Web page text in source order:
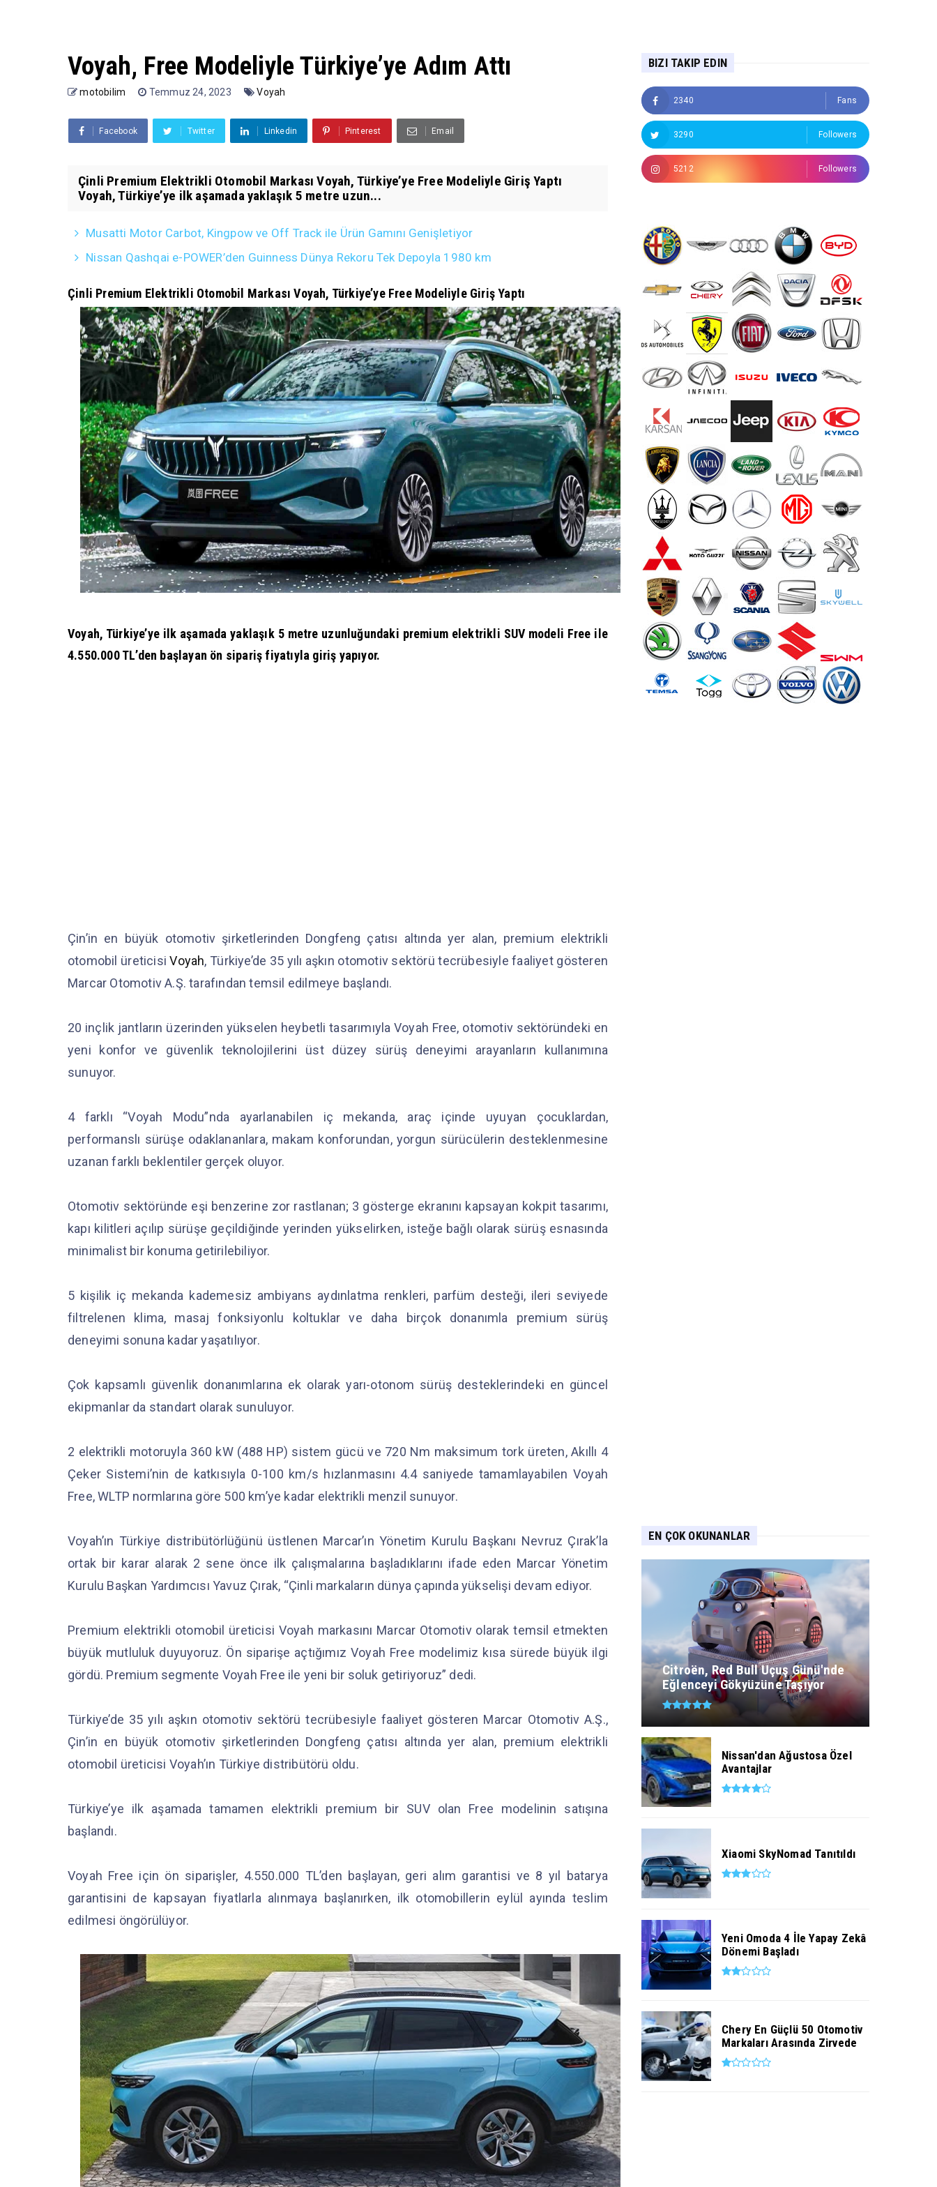
Voyah, Free Modeliyle Türkiye’ye Adım Attı
motobilim Temmuz 24, 2023 Voyah
Facebook Twitter Linkedin Pinterest Email
Çinli Premium Elektrikli Otomobil Markası Voyah, Türkiye’ye Free Modeliyle Giriş Yaptı
Voyah, Türkiye’ye ilk aşamada yaklaşık 5 metre uzun...
Musatti Motor Carbot, Kingpow ve Off Track ile Ürün Gamını Genişletiyor
Nissan Qashqai e-POWER’den Guinness Dünya Rekoru Tek Depoyla 1980 km
Çinli Premium Elektrikli Otomobil Markası Voyah, Türkiye’ye Free Modeliyle Giriş Yaptı
Voyah, Türkiye’ye ilk aşamada yaklaşık 5 metre uzunluğundaki premium elektrikli SUV modeli Free ile
4.550.000 TL’den başlayan ön sipariş fiyatıyla giriş yapıyor.
Çin’in en büyük otomotiv şirketlerinden Dongfeng çatısı altında yer alan, premium elektrikli
otomobil üreticisiVoyah, Türkiye’de 35 yılı aşkın otomotiv sektörü tecrübesiyle faaliyet gösteren
Marcar Otomotiv A.Ş. tarafından temsil edilmeye başlandı.
20 inçlik jantların üzerinden yükselen heybetli tasarımıyla Voyah Free, otomotiv sektöründeki en
yeni konfor ve güvenlik teknolojilerini üst düzey sürüş deneyimi arayanların kullanımına
sunuyor.
4 farklı “Voyah Modu”nda ayarlanabilen iç mekanda, araç içinde uyuyan çocuklardan,
performanslı sürüşe odaklananlara, makam konforundan, yorgun sürücülerin desteklenmesine
uzanan farklı beklentiler gerçek oluyor.
Otomotiv sektöründe eşi benzerine zor rastlanan; 3 gösterge ekranını kapsayan kokpit tasarımı,
kapı kilitleri açılıp sürüşe geçildiğinde yerinden yükselirken, isteğe bağlı olarak sürüş esnasında
minimalist bir konuma getirilebiliyor.
5 kişilik iç mekanda kademesiz ambiyans aydınlatma renkleri, parfüm desteği, ileri seviyede
filtrelenen klima, masaj fonksiyonlu koltuklar ve daha birçok donanımla premium sürüş
deneyimi sonuna kadar yaşatılıyor.
Çok kapsamlı güvenlik donanımlarına ek olarak yarı-otonom sürüş desteklerindeki en güncel
ekipmanlar da standart olarak sunuluyor.
2 elektrikli motoruyla 360 kW (488 HP) sistem gücü ve 720 Nm maksimum tork üreten, Akıllı 4
Çeker Sistemi’nin de katkısıyla 0-100 km/s hızlanmasını 4.4 saniyede tamamlayabilen Voyah
Free, WLTP normlarına göre 500 km’ye kadar elektrikli menzil sunuyor.
Voyah’ın Türkiye distribütörlüğünü üstlenen Marcar’ın Yönetim Kurulu Başkanı Nevruz Çırak’la
ortak bir karar alarak 2 sene önce ilk çalışmalarına başladıklarını ifade eden Marcar Yönetim
Kurulu Başkan Yardımcısı Yavuz Çırak, “Çinli markaların dünya çapında yükselişi devam ediyor.
Premium elektrikli otomobil üreticisi Voyah markasını Marcar Otomotiv olarak temsil etmekten
büyük mutluluk duyuyoruz. Ön siparişe açtığımız Voyah Free modelimiz kısa sürede büyük ilgi
gördü. Premium segmente Voyah Free ile yeni bir soluk getiriyoruz” dedi.
Türkiye’de 35 yılı aşkın otomotiv sektörü tecrübesiyle faaliyet gösteren Marcar Otomotiv A.Ş.,
Çin’in en büyük otomotiv şirketlerinden Dongfeng çatısı altında yer alan, premium elektrikli
otomobil üreticisi Voyah’ın Türkiye distribütörü oldu.
Türkiye’ye ilk aşamada tamamen elektrikli premium bir SUV olan Free modelinin satışına
başlandı.
Voyah Free için ön siparişler, 4.550.000 TL’den başlayan, geri alım garantisi ve 8 yıl batarya
garantisini de kapsayan fiyatlarla alınmaya başlanırken, ilk otomobillerin eylül ayında teslim
edilmesi öngörülüyor.
BIZI TAKIP EDIN
2340 Fans
3290 Followers
5212 Followers
EN ÇOK OKUNANLAR
Citroën, Red Bull Uçuş Günü'nde
Eğlenceyi Gökyüzüne Taşıyor
Nissan'dan Ağustosa Özel
Avantajlar
Xiaomi SkyNomad Tanıtıldı
Yeni Omoda 4 İle Yapay Zekâ
Dönemi Başladı
Chery En Güçlü 50 Otomotiv
Markaları Arasında Zirvede